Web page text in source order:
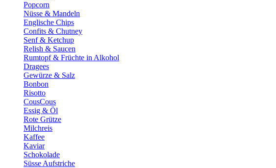
Popcorn
Nüsse & Mandeln
Englische Chips
Confits & Chutney
Senf & Ketchup
Relish & Saucen
Rumtopf & Früchte in Alkohol
Dragees
Gewürze & Salz
Bonbon
Risotto
CousCous
Essig & Öl
Rote Grütze
Milchreis
Kaffee
Kaviar
Schokolade
Süsse Aufstriche